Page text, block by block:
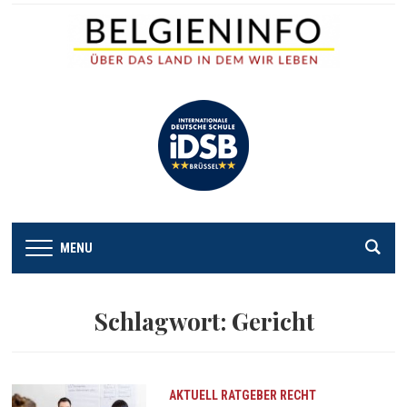
MENU
Schlagwort: Gericht
AKTUELL RATGEBER RECHT